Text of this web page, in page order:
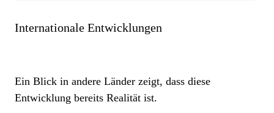
Internationale Entwicklungen
Ein Blick in andere Länder zeigt, dass diese
Entwicklung bereits Realität ist.